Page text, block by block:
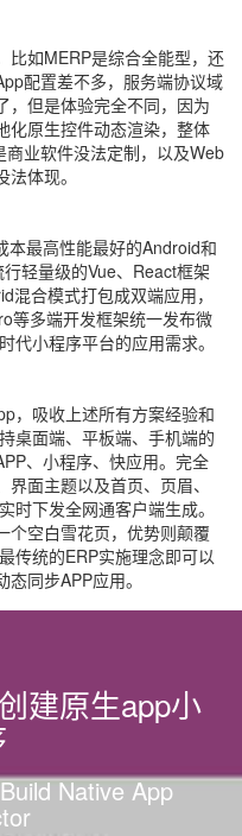
比如MERP是综合全能型，还
配置差不多，服务端协议域
，但是体验完全不同，因为
化原生控件动态渲染，整体
业软件没法定制，以及Web
体现。
本最高性能最好的Android和
轻量级的Vue、React框架
合模式打包成双端应用，
等多端开发框架统一发布微
代小程序平台的应用需求。
，吸收上述所有方案经验和
桌面端、平板端、手机端的
、小程序、快应用。完全
面主题以及首页、页眉、
时下发全网通客户端生成。
个空白雪花页，优势则颠覆
传统的ERP实施理念即可以
同步APP应用。
建原生app小
Native App